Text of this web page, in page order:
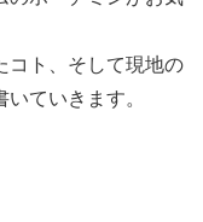
コト、そして現地の
ていきます。